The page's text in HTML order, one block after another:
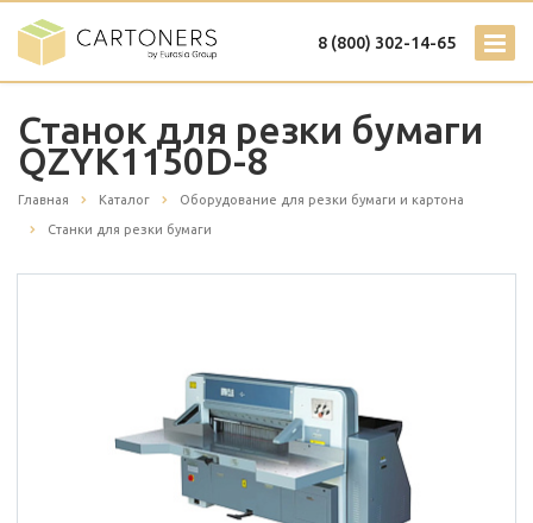
8 (800) 302-14-65
Станок для резки бумаги
QZYK1150D-8
Главная Каталог Оборудование для резки бумаги и картона
Станки для резки бумаги